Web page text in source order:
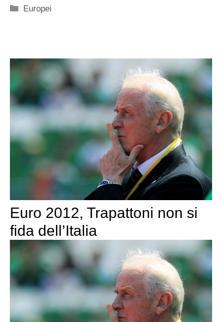
Categorie
Europei
Euro 2012, Trapattoni non si
fida dell’Italia